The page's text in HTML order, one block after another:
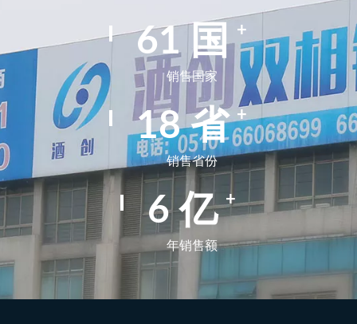
99国+
销售国家
29省+
销售省份
9亿+
年销售额